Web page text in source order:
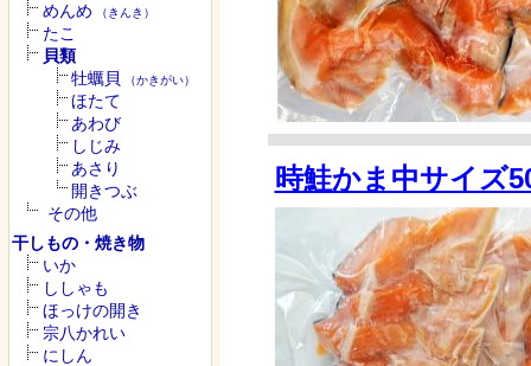
めんめ （きんき）
たこ
貝類
牡蠣貝
（かきがい）
ほたて
あわび
しじみ
あさり
開きつぶ
その他
干しもの・焼き物
いか
ししゃも
ほっけの開き
宗八かれい
にしん
時鮭かま中サイズ